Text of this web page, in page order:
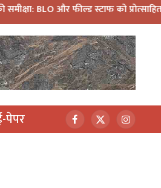
फील्ड स्टाफ को प्रोत्साहित करें
पेपर Facebook
X
(Twitter)